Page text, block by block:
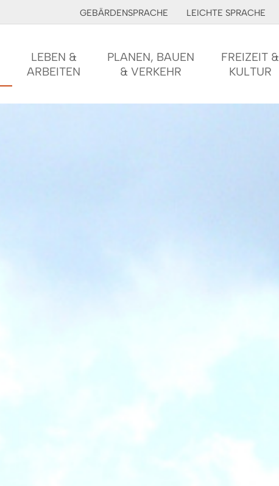
GEBÄRDENSPRACHE LEICHTE SPRACHE
LEBEN &
ARBEITEN
PLANEN, BAUEN
& VERKEHR
FREIZEIT &
KULTUR